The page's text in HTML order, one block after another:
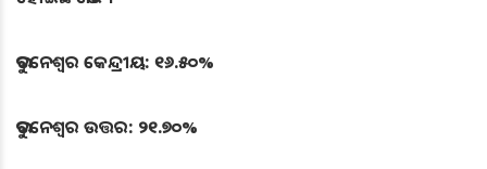
ଭୁବନେଶ୍ୱର କେନ୍ଦ୍ରୀୟ: ୧୬.୫୦%
ଭୁବନେଶ୍ୱର ଉତ୍ତର: ୨୧.୭୦%